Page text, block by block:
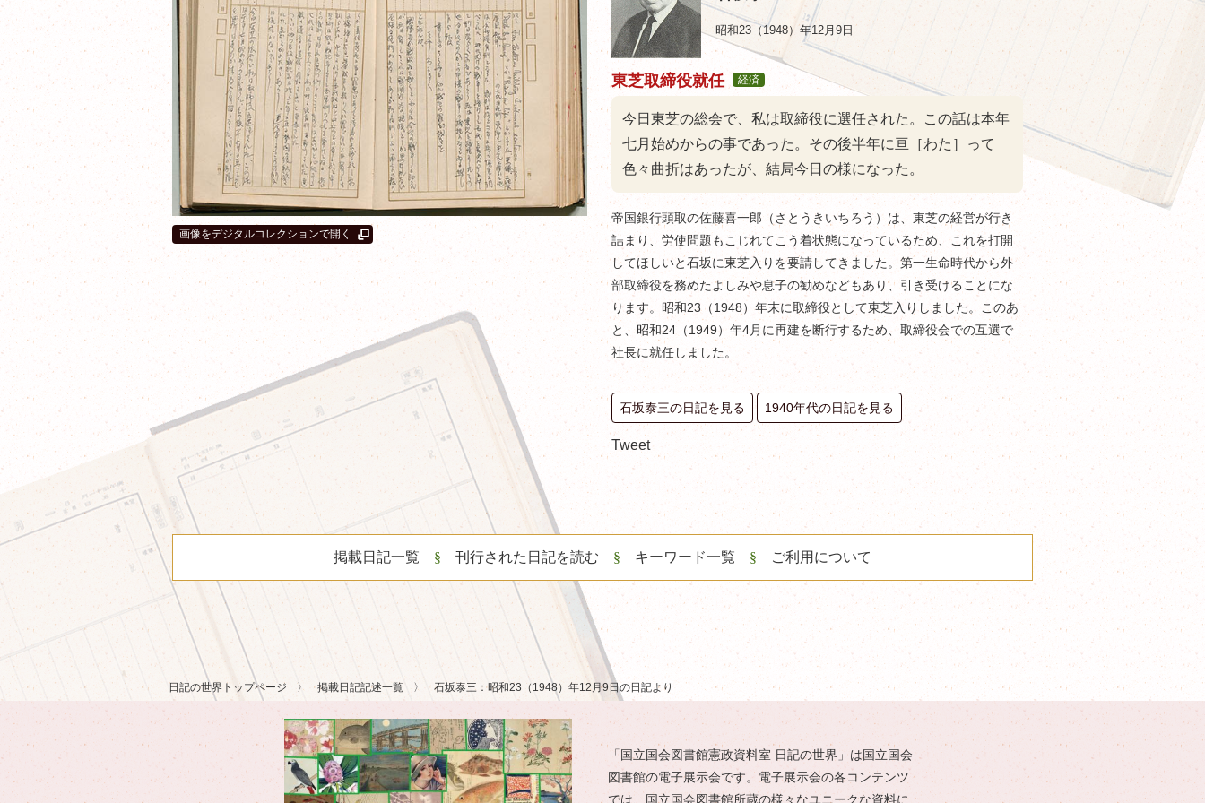
画像をデジタルコレクションで開く
昭和23（1948）年12月9日
東芝取締役就任 経済
今日東芝の総会で、私は取締役に選任された。この話は本年
七月始めからの事であった。その後半年に亘［わた］って
色々曲折はあったが、結局今日の様になった。
帝国銀行頭取の佐藤喜一郎（さとうきいちろう）は、東芝の経営が行き
詰まり、労使問題もこじれてこう着状態になっているため、これを打開
してほしいと石坂に東芝入りを要請してきました。第一生命時代から外
部取締役を務めたよしみや息子の勧めなどもあり、引き受けることにな
ります。昭和23（1948）年末に取締役として東芝入りしました。このあ
と、昭和24（1949）年4月に再建を断行するため、取締役会での互選で
社長に就任しました。
石坂泰三の日記を見る 1940年代の日記を見る
Tweet
掲載日記一覧 刊行された日記を読む キーワード一覧 ご利用について
日記の世界トップページ 掲載日記記述一覧 石坂泰三：昭和23（1948）年12月9日の日記より
「国立国会図書館憲政資料室 日記の世界」は国立国会
図書館の電子展示会です。電子展示会の各コンテンツ
では、国立国会図書館所蔵の様々なユニークな資料に